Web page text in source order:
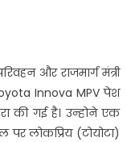
और राजमार्ग मंत्री
Innova MPV पेश
की गई है। उन्होने एक
लोकप्रिय (टोयोटा)